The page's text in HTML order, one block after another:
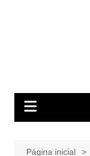
Página inicial